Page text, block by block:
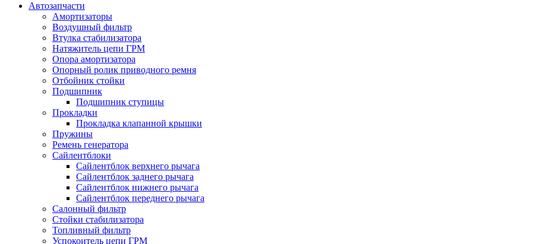
Автозапчасти
Амортизаторы
Воздушный фильтр
Втулка стабилизатора
Натяжитель цепи ГРМ
Опора амортизатора
Опорный ролик приводного ремня
Отбойник стойки
Подшипник
Подшипник ступицы
Прокладки
Прокладка клапанной крышки
Пружины
Ремень генератора
Сайлентблоки
Сайлентблок верхнего рычага
Сайлентблок заднего рычага
Сайлентблок нижнего рычага
Сайлентблок переднего рычага
Салонный фильтр
Стойки стабилизатора
Топливный фильтр
Успокоитель цепи ГРМ